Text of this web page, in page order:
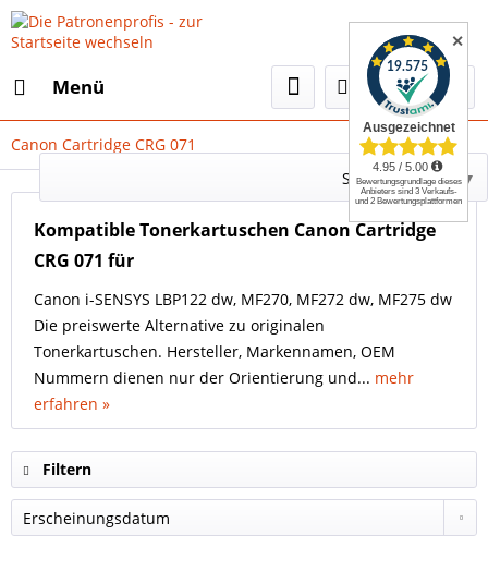
Menü
Select Language▼
Canon Cartridge CRG 071
Kompatible Tonerkartuschen Canon Cartridge
CRG 071 für
Canon i-SENSYS LBP122 dw, MF270, MF272 dw, MF275 dw
Die preiswerte Alternative zu originalen
Tonerkartuschen. Hersteller, Markennamen, OEM
Nummern dienen nur der Orientierung und... mehr
erfahren »
Filtern
✕